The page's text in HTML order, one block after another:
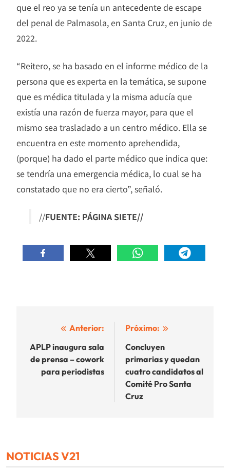
que el reo ya se tenía un antecedente de escape
del penal de Palmasola, en Santa Cruz, en junio de
2022.
“Reitero, se ha basado en el informe médico de la
persona que es experta en la temática, se supone
que es médica titulada y la misma aducía que
existía una razón de fuerza mayor, para que el
mismo sea trasladado a un centro médico. Ella se
encuentra en este momento aprehendida,
(porque) ha dado el parte médico que indica que:
se tendría una emergencia médica, lo cual se ha
constatado que no era cierto”, señaló.
//FUENTE: PÁGINA SIETE//
Navegación
de
entradas
Anterior:
APLP inaugura sala
de prensa – cowork
para periodistas
Próximo:
Concluyen
primarias y quedan
cuatro candidatos al
Comité Pro Santa
Cruz
NOTICIAS V21